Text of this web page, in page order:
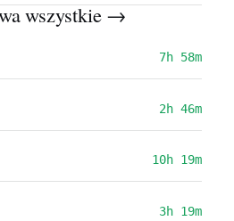
wszystkie →
7h 58m
2h 46m
10h 19m
3h 19m